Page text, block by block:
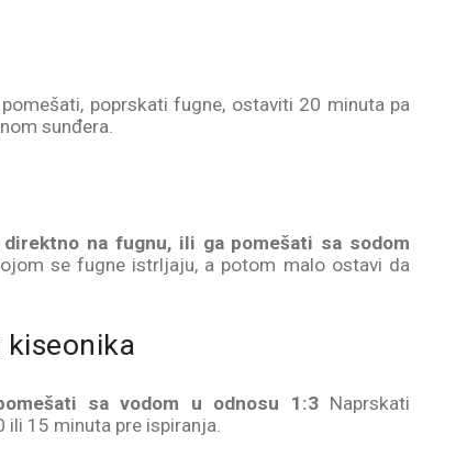
poprskati fugne, ostaviti 20 minuta pa
sunđera.
direktno na fugnu, ili ga pomešati sa sodom
se fugne istrljaju, a potom malo ostavi da
sa vodom u odnosu 1:3Naprskati
15 minuta pre ispiranja.